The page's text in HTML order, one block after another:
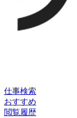
仕事検索
おすすめ
閲覧履歴